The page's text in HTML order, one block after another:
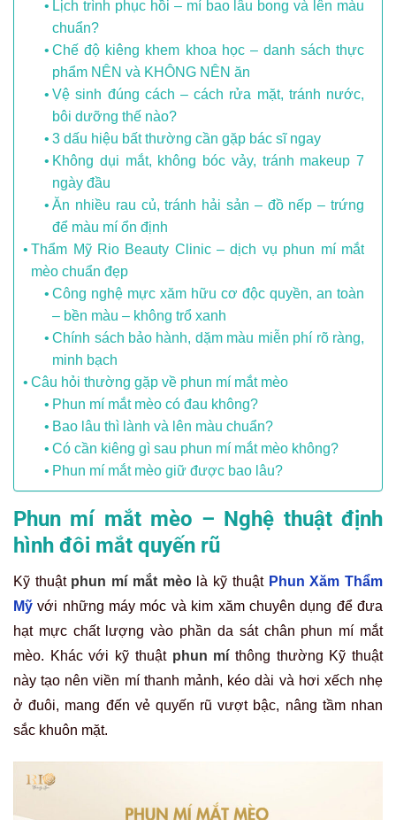
Lịch trình phục hồi – mí bao lâu bong và lên màu
chuẩn?
Chế độ kiêng khem khoa học – danh sách thực
phẩm NÊN và KHÔNG NÊN ăn
Vệ sinh đúng cách – cách rửa mặt, tránh nước,
bôi dưỡng thế nào?
3 dấu hiệu bất thường cần gặp bác sĩ ngay
Không dụi mắt, không bóc vảy, tránh makeup 7
ngày đầu
Ăn nhiều rau củ, tránh hải sản – đồ nếp – trứng
để màu mí ổn định
Thẩm Mỹ Rio Beauty Clinic – dịch vụ phun mí mắt
mèo chuẩn đẹp
Công nghệ mực xăm hữu cơ độc quyền, an toàn
– bền màu – không trổ xanh
Chính sách bảo hành, dặm màu miễn phí rõ ràng,
minh bạch
Câu hỏi thường gặp về phun mí mắt mèo
Phun mí mắt mèo có đau không?
Bao lâu thì lành và lên màu chuẩn?
Có cần kiêng gì sau phun mí mắt mèo không?
Phun mí mắt mèo giữ được bao lâu?
Phun mí mắt mèo – Nghệ thuật định
hình đôi mắt quyến rũ
Kỹ thuật phun mí mắt mèolà kỹ thuật Phun Xăm Thẩm
Mỹ với những máy móc và kim xăm chuyên dụng để đưa
hạt mực chất lượng vào phần da sát chân phun mí mắt
mèo. Khác với kỹ thuật phun mí thông thường Kỹ thuật
này tạo nên viền mí thanh mảnh, kéo dài và hơi xếch nhẹ
ở đuôi, mang đến vẻ quyến rũ vượt bậc, nâng tầm nhan
sắc khuôn mặt.